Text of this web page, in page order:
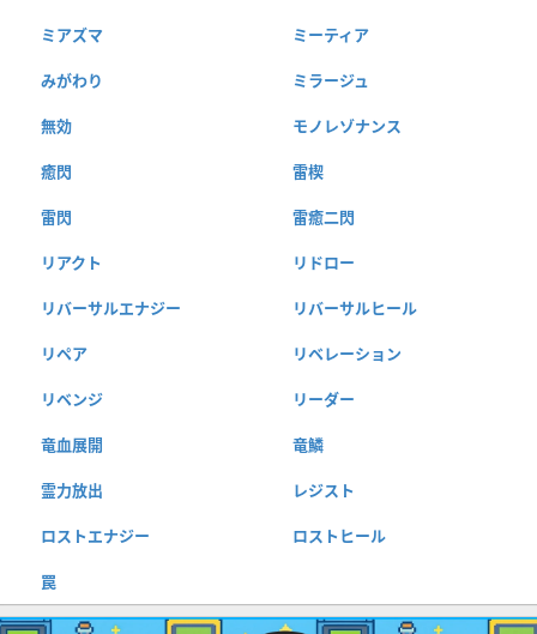
ミアズマ ミーティア
みがわり ミラージュ
無効 モノレゾナンス
癒閃 雷楔
雷閃 雷癒二閃
リアクト リドロー
リバーサルエナジー リバーサルヒール
リペア リベレーション
リベンジ リーダー
竜血展開 竜鱗
霊力放出 レジスト
ロストエナジー ロストヒール
罠